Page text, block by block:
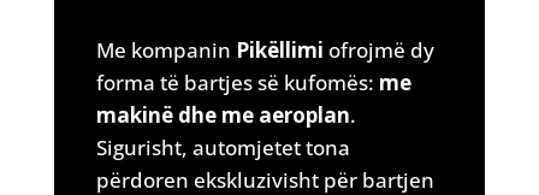
Me kompanin Pikëllimi ofrojmë dy
forma të bartjes së kufomës: me
makinë dhe me aeroplan.
Sigurisht, automjetet tona
përdoren ekskluzivisht për bartjen